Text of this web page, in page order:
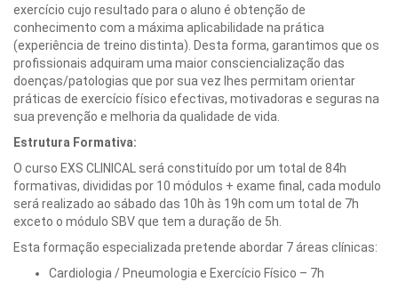
exercício cujo resultado para o aluno é obtenção de
conhecimento com a máxima aplicabilidade na prática
(experiência de treino distinta). Desta forma, garantimos que os
profissionais adquiram uma maior consciencialização das
doenças/patologias que por sua vez lhes permitam orientar
práticas de exercício físico efectivas, motivadoras e seguras na
sua prevenção e melhoria da qualidade de vida.
Estrutura Formativa:
O curso EXS CLINICAL será constituído por um total de 84h
formativas, divididas por 10 módulos + exame final, cada modulo
será realizado ao sábado das 10h às 19h com um total de 7h
exceto o módulo SBV que tem a duração de 5h.
Esta formação especializada pretende abordar 7 áreas clínicas:
Cardiologia / Pneumologia e Exercício Físico – 7h